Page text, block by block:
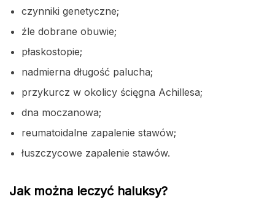
czynniki genetyczne;
źle dobrane obuwie;
płaskostopie;
nadmierna długość palucha;
przykurcz w okolicy ścięgna Achillesa;
dna moczanowa;
reumatoidalne zapalenie stawów;
łuszczycowe zapalenie stawów.
Jak można leczyć haluksy?